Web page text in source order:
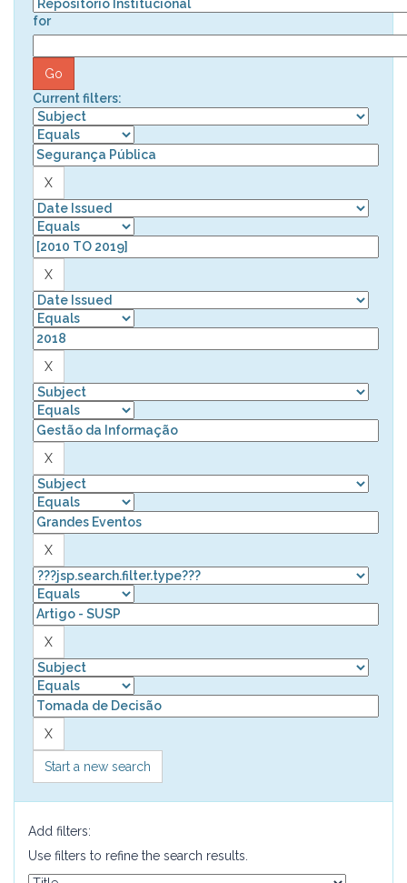
for
Current filters:
Start a new search
Add filters:
Use filters to refine the search results.